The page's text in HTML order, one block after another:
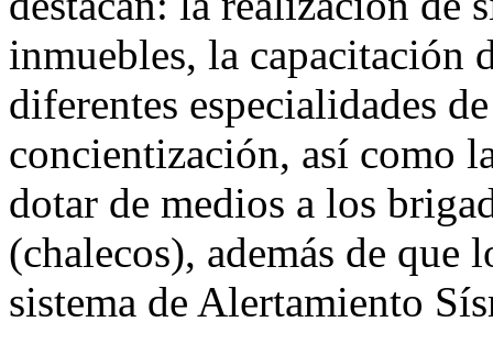
inmuebles, la capacitación
diferentes especialidades
concientización, así como
dotar de medios a los
(chalecos), además de que
sistema de Alertamiento